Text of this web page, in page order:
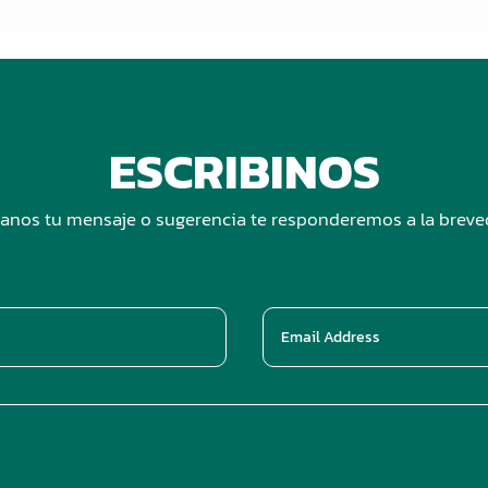
ESCRIBINOS
tu mensaje o sugerencia te responderemos a la